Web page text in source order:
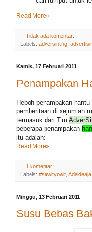
Read More»
Tidak ada komentar:
Labels: adversinting
Kamis, 17 Februari 2011
Penampakan
Heboh penampakan
pemberitaan di sejumlah
termasuk dari Tim
beberapa penampakan
itu adalah:
Read More»
1 komentar:
Labels: #sawityowit Adaideaja
Minggu, 13 Februari 2011
Susu Bebas